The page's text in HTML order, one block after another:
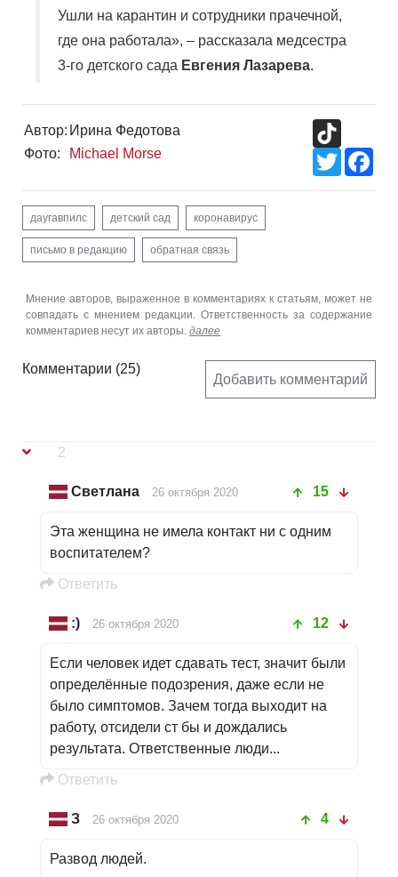
Ушли на карантин и сотрудники прачечной,
где она работала», – рассказала медсестра
3-го детского сада Евгения Лазарева.
Автор: Ирина Федотова
Фото:
Michael Morse
Twitter
даугавпилс детский сад коронавирус
письмо в редакцию обратная связь
Мнение авторов, выраженное в комментариях к статьям, может не
совпадать с мнением редакции. Ответственность за содержание
комментариев несут их авторы. далее
Комментарии (25)
Добавить комментарий
2
Светлана 26 октября 2020 15
Эта женщина не имела контакт ни с одним
воспитателем?
Oтветить
:) 26 октября 2020 12
Если человек идет сдавать тест, значит были
определённые подозрения, даже если не
было симптомов. Зачем тогда выходит на
работу, отсидели ст бы и дождались
результата. Ответственные люди...
Oтветить
З 26 октября 2020 4
Развод людей.